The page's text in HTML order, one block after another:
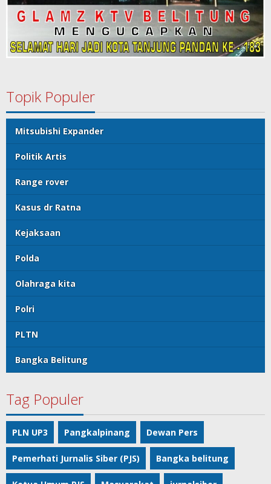
Topik Populer
Mitsubishi Expander
Politik Artis
Range rover
Kasus dr Ratna
Kejaksaan
Polda
Olahraga kita
Polri
PLTN
Bangka Belitung
Tag Populer
PLN UP3 Pangkalpinang Dewan Pers
Pemerhati Jurnalis Siber (PJS) Bangka belitung